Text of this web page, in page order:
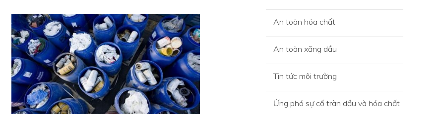
An toàn hóa chất
An toàn xăng dầu
Tin tức môi trường
Ứng phó sự cố tràn dầu và hóa chất